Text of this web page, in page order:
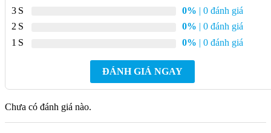
Tiện ích
Vị trí lắp vòi Trên chậu / bàn
24 tháng
Mô tả chi tiết Vòi bếp COTTO CT2099A
Nóng Lạnh Có Đầu Phun
3
0% | 0 đánh giá
2
0% | 0 đánh giá
1
0% | 0 đánh giá
ĐÁNH GIÁ NGAY
Chưa có đánh giá nào.